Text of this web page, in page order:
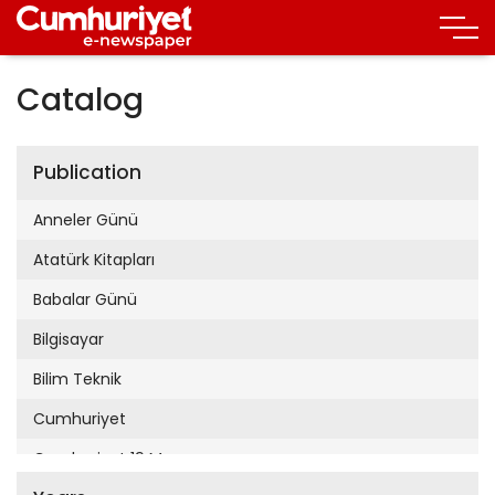
Catalog
Publication
Anneler Günü
Atatürk Kitapları
Babalar Günü
Bilgisayar
Bilim Teknik
Cumhuriyet
Cumhuriyet 19 Mayıs